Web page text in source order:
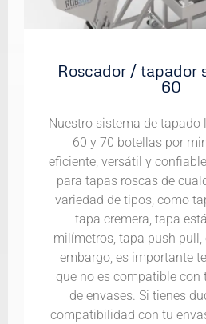
Roscador / tapador
60
Nuestro sistema de tapado
60 y 70 botellas por
eficiente, versátil y
para tapas roscas de
variedad de tipos, como
tapa cremera, tapa
milímetros, tapa push pull,
embargo, es importante
que no es compatible con
de envases. Si tienes
compatibilidad con tu